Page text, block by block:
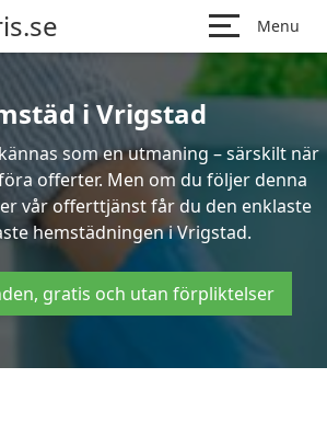
Menu
i Vrigstad
som en utmaning – särskilt när
offerter. Men om du följer denna
vår offerttjänst får du den enklaste
hemstädningen i Vrigstad.
gratis och utan förpliktelser